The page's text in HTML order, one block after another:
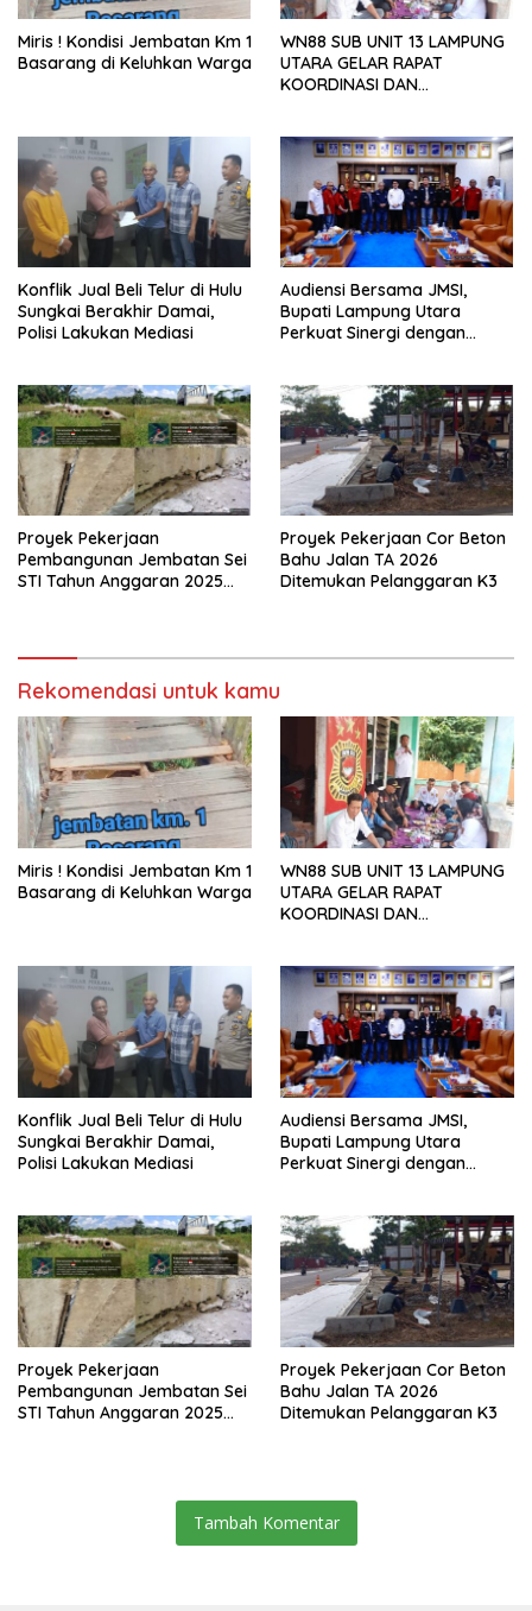
Miris ! Kondisi Jembatan Km 1
Basarang di Keluhkan Warga
WN88 SUB UNIT 13 LAMPUNG
UTARA GELAR RAPAT
KOORDINASI DAN
Konflik Jual Beli Telur di Hulu
Sungkai Berakhir Damai,
Polisi Lakukan Mediasi
Audiensi Bersama JMSI,
Bupati Lampung Utara
Perkuat Sinergi dengan
Proyek Pekerjaan
Pembangunan Jembatan Sei
STI Tahun Anggaran 2025
Proyek Pekerjaan Cor Beton
Bahu Jalan TA 2026
Ditemukan Pelanggaran K3
Rekomendasi untuk kamu
Miris ! Kondisi Jembatan Km 1
Basarang di Keluhkan Warga
WN88 SUB UNIT 13 LAMPUNG
UTARA GELAR RAPAT
KOORDINASI DAN
Konflik Jual Beli Telur di Hulu
Sungkai Berakhir Damai,
Polisi Lakukan Mediasi
Audiensi Bersama JMSI,
Bupati Lampung Utara
Perkuat Sinergi dengan
Proyek Pekerjaan
Pembangunan Jembatan Sei
STI Tahun Anggaran 2025
Proyek Pekerjaan Cor Beton
Bahu Jalan TA 2026
Ditemukan Pelanggaran K3
Tambah Komentar